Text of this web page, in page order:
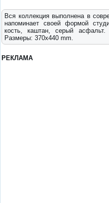
Вся коллекция выполнена в
напоминает своей формой
кость, каштан, серый
Размеры: 370x440 mm.
РЕКЛАМА